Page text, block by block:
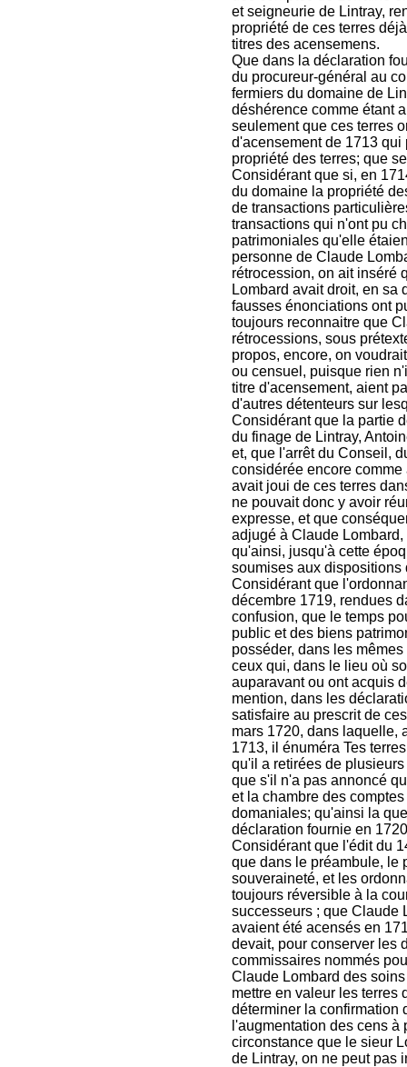
et seigneurie de Lintray,
propriété de ces terres
titres des acensemens.
Que dans la déclaration
du procureur-général au
fermiers du domaine de
déshérence comme étant
seulement que ces terres
d'acensement de 1713
propriété des terres; que
Considérant que si, en
du domaine la propriété
de transactions
transactions qui n'ont pu
patrimoniales qu'elle
personne de Claude
rétrocession, on ait inséré
Lombard avait droit, en sa
fausses énonciations ont
toujours reconnaitre que
rétrocessions, sous
propos, encore, on
ou censuel, puisque rien
titre d'acensement, aient
d'autres détenteurs sur
Considérant que la partie
du finage de Lintray,
et, que l'arrêt du Conseil,
considérée encore
avait joui de ces terres
ne pouvait donc y avoir
expresse, et que
adjugé à Claude
qu'ainsi, jusqu'à cette
soumises aux
Considérant que
décembre 1719, rendues
confusion, que le temps
public et des biens
posséder, dans les
ceux qui, dans le lieu où
auparavant ou ont acquis
mention, dans les
satisfaire au prescrit de
mars 1720, dans laquelle,
1713, il énuméra Tes
qu'il a retirées de
que s'il n'a pas annoncé
et la chambre des
domaniales; qu'ainsi la
déclaration fournie en
Considérant que l'édit du
que dans le préambule, le
souveraineté, et les
toujours réversible à la
successeurs ; que Claude
avaient été acensés en
devait, pour conserver les
commissaires nommés
Claude Lombard des
mettre en valeur les terres
déterminer la confirmation
l'augmentation des cens
circonstance que le sieur
de Lintray, on ne peut pas